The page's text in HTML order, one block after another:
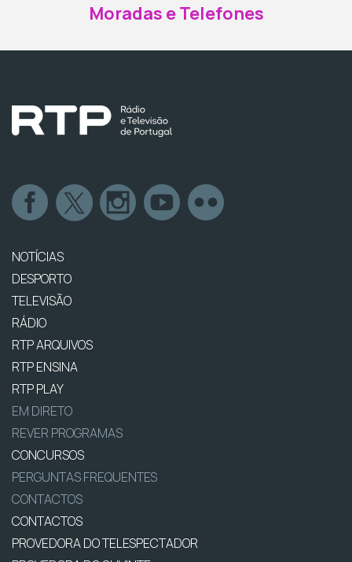
Moradas e Telefones
NOTÍCIAS
DESPORTO
TELEVISÃO
RÁDIO
RTP ARQUIVOS
RTP ENSINA
RTP PLAY
EM DIRETO
REVER PROGRAMAS
CONCURSOS
PERGUNTAS FREQUENTES
CONTACTOS
CONTACTOS
PROVEDORA DO TELESPECTADOR